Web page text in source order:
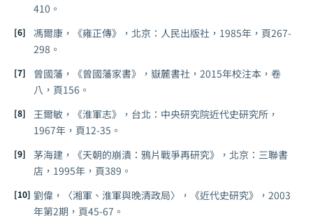
410。
馮爾康，《雍正傳》，北京：人民出版社，1985年，頁267-
298。
曾國藩，《曾國藩家書》，嶽麓書社，2015年校注本，卷
八，頁156。
王爾敏，《淮軍志》，台北：中央研究院近代史研究所，
1967年，頁12-35。
茅海建，《天朝的崩潰：鴉片戰爭再研究》，北京：三聯書
店，1995年，頁389。
劉偉，〈湘軍、淮軍與晚清政局〉，《近代史研究》，2003
年第2期，頁45-67。